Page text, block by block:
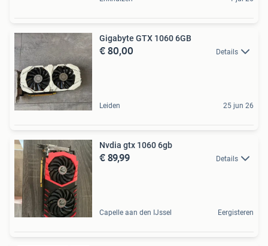
Gigabyte GTX 1060 6GB
€ 80,00 Details
Leiden 25 jun 26
Nvdia gtx 1060 6gb
€ 89,99 Details
Capelle aan den IJssel Eergisteren